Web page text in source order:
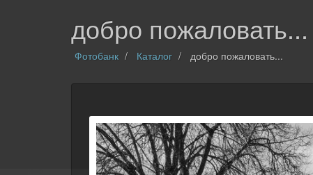
добро пожаловать...
Фотобанк Каталог добро пожаловать...